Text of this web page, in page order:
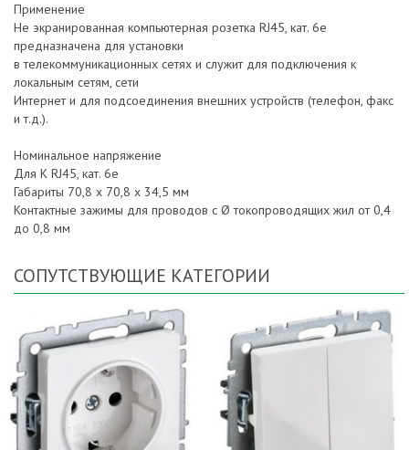
Применение
Не экранированная компьютерная розетка RJ45, кат. 6е
предназначена для установки
в телекоммуникационных сетях и служит для подключения к
локальным сетям, сети
Интернет и для подсоединения внешних устройств (телефон, факс
и т.д.).
Номинальное напряжение
Для К RJ45, кат. 6е
Габариты 70,8 х 70,8 х 34,5 мм
Контактные зажимы для проводов с Ø токопроводящих жил от 0,4
до 0,8 мм
СОПУТСТВУЮЩИЕ КАТЕГОРИИ